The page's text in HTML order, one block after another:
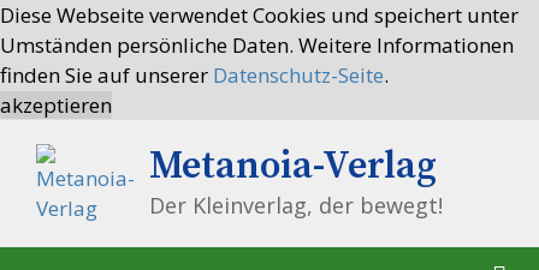
Diese Webseite verwendet Cookies und speichert unter
Umständen persönliche Daten. Weitere Informationen
finden Sie auf unserer Datenschutz-Seite.
akzeptieren
Springe
zum
Inhalt
Metanoia-Verlag
Der Kleinverlag, der bewegt!